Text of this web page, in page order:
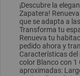
¡Descubre la
Zapatera!
que se adapta a
Transforma tu
Renueva tu
pedido ahora y
Características
color Blanco con 1
aproximadas: